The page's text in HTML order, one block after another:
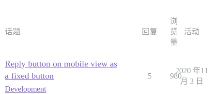
话题 回复
浏
览
量
活动
Reply button on mobile view as
a fixed button
Development
5 980
2020 年11
月 3 日